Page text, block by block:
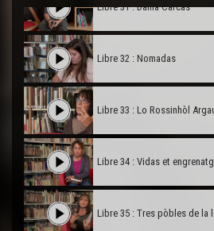
Libre 31 : Dama Carcàs
Libre 32 : Nomadas
Libre 33 : Lo Rossinhòl
Libre 34 : Vidas et
Libre 35 : Tres pòbles de la